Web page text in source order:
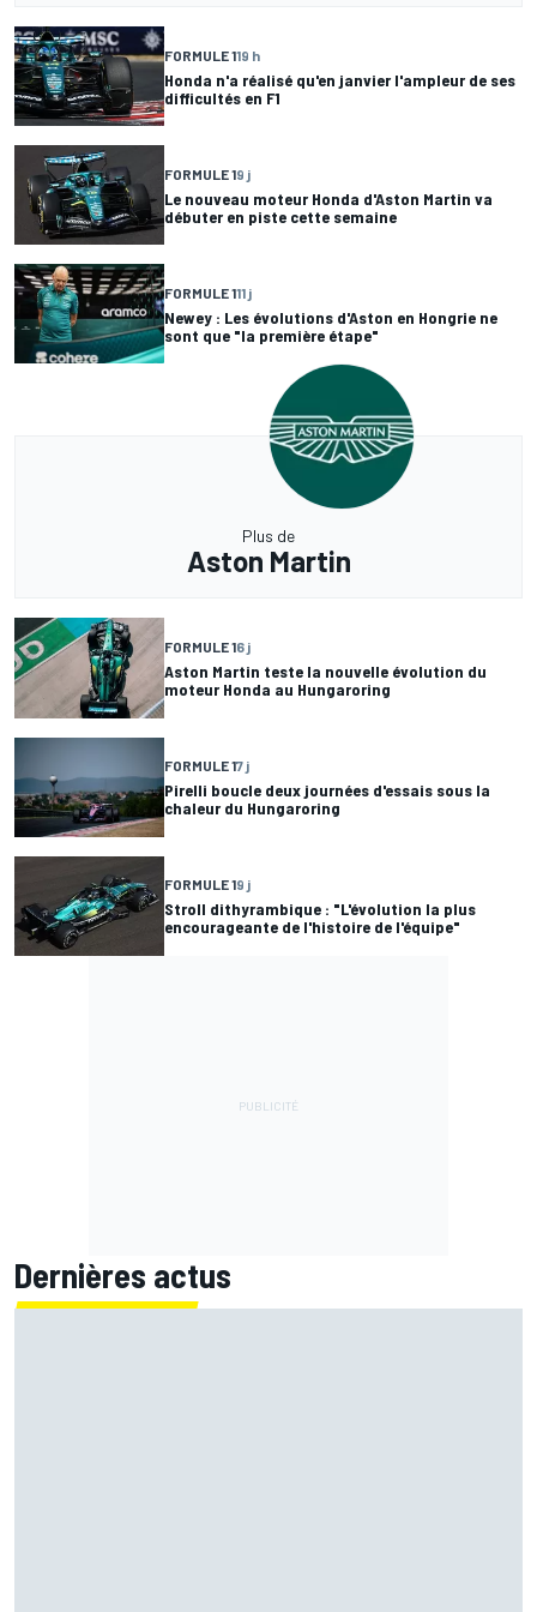
FORMULE 119 h
Honda n'a réalisé qu'en janvier l'ampleur de ses
difficultés en F1
FORMULE 19 j
Le nouveau moteur Honda d'Aston Martin va
débuter en piste cette semaine
FORMULE 111 j
Newey : Les évolutions d'Aston en Hongrie ne
sont que "la première étape"
Plus de
Aston Martin
FORMULE 16 j
Aston Martin teste la nouvelle évolution du
moteur Honda au Hungaroring
FORMULE 17 j
Pirelli boucle deux journées d'essais sous la
chaleur du Hungaroring
FORMULE 19 j
Stroll dithyrambique : "L'évolution la plus
encourageante de l'histoire de l'équipe"
Dernières actus